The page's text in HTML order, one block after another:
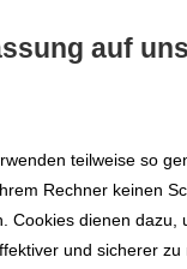
auf
teilweise so
Rechner keinen
Cookies dienen dazu,
und sicherer